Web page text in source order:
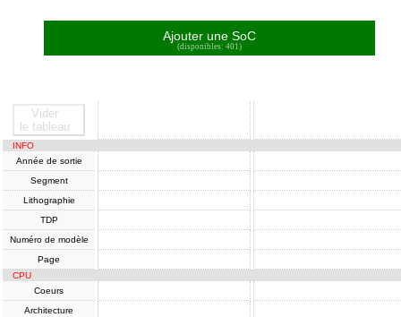
Ajouter une SoC
(disponibles: 401)
Vider
le tableau
INFO
Année de sortie
Segment
Lithographie
TDP
Numéro de modèle
Page
CPU
Coeurs
Architecture